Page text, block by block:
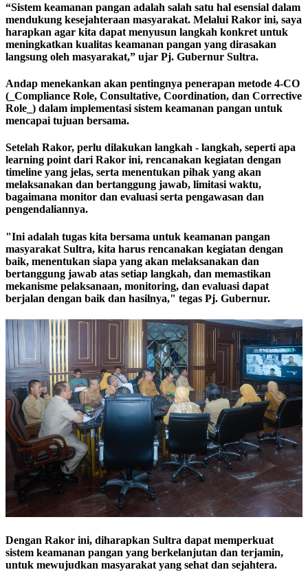
“Sistem keamanan pangan adalah salah satu hal esensial dalam
mendukung kesejahteraan masyarakat. Melalui Rakor ini, saya
harapkan agar kita dapat menyusun langkah konkret untuk
meningkatkan kualitas keamanan pangan yang dirasakan
langsung oleh masyarakat,” ujar Pj. Gubernur Sultra.
Andap menekankan akan pentingnya penerapan metode 4-CO
(_Compliance Role, Consultative, Coordination, dan Corrective
Role_) dalam implementasi sistem keamanan pangan untuk
mencapai tujuan bersama.
Setelah Rakor, perlu dilakukan langkah - langkah, seperti apa
learning point dari Rakor ini, rencanakan kegiatan dengan
timeline yang jelas, serta menentukan pihak yang akan
melaksanakan dan bertanggung jawab, limitasi waktu,
bagaimana monitor dan evaluasi serta pengawasan dan
pengendaliannya.
"Ini adalah tugas kita bersama untuk keamanan pangan
masyarakat Sultra, kita harus rencanakan kegiatan dengan
baik, menentukan siapa yang akan melaksanakan dan
bertanggung jawab atas setiap langkah, dan memastikan
mekanisme pelaksanaan, monitoring, dan evaluasi dapat
berjalan dengan baik dan hasilnya," tegas Pj. Gubernur.
Dengan Rakor ini, diharapkan Sultra dapat memperkuat
sistem keamanan pangan yang berkelanjutan dan terjamin,
untuk mewujudkan masyarakat yang sehat dan sejahtera.